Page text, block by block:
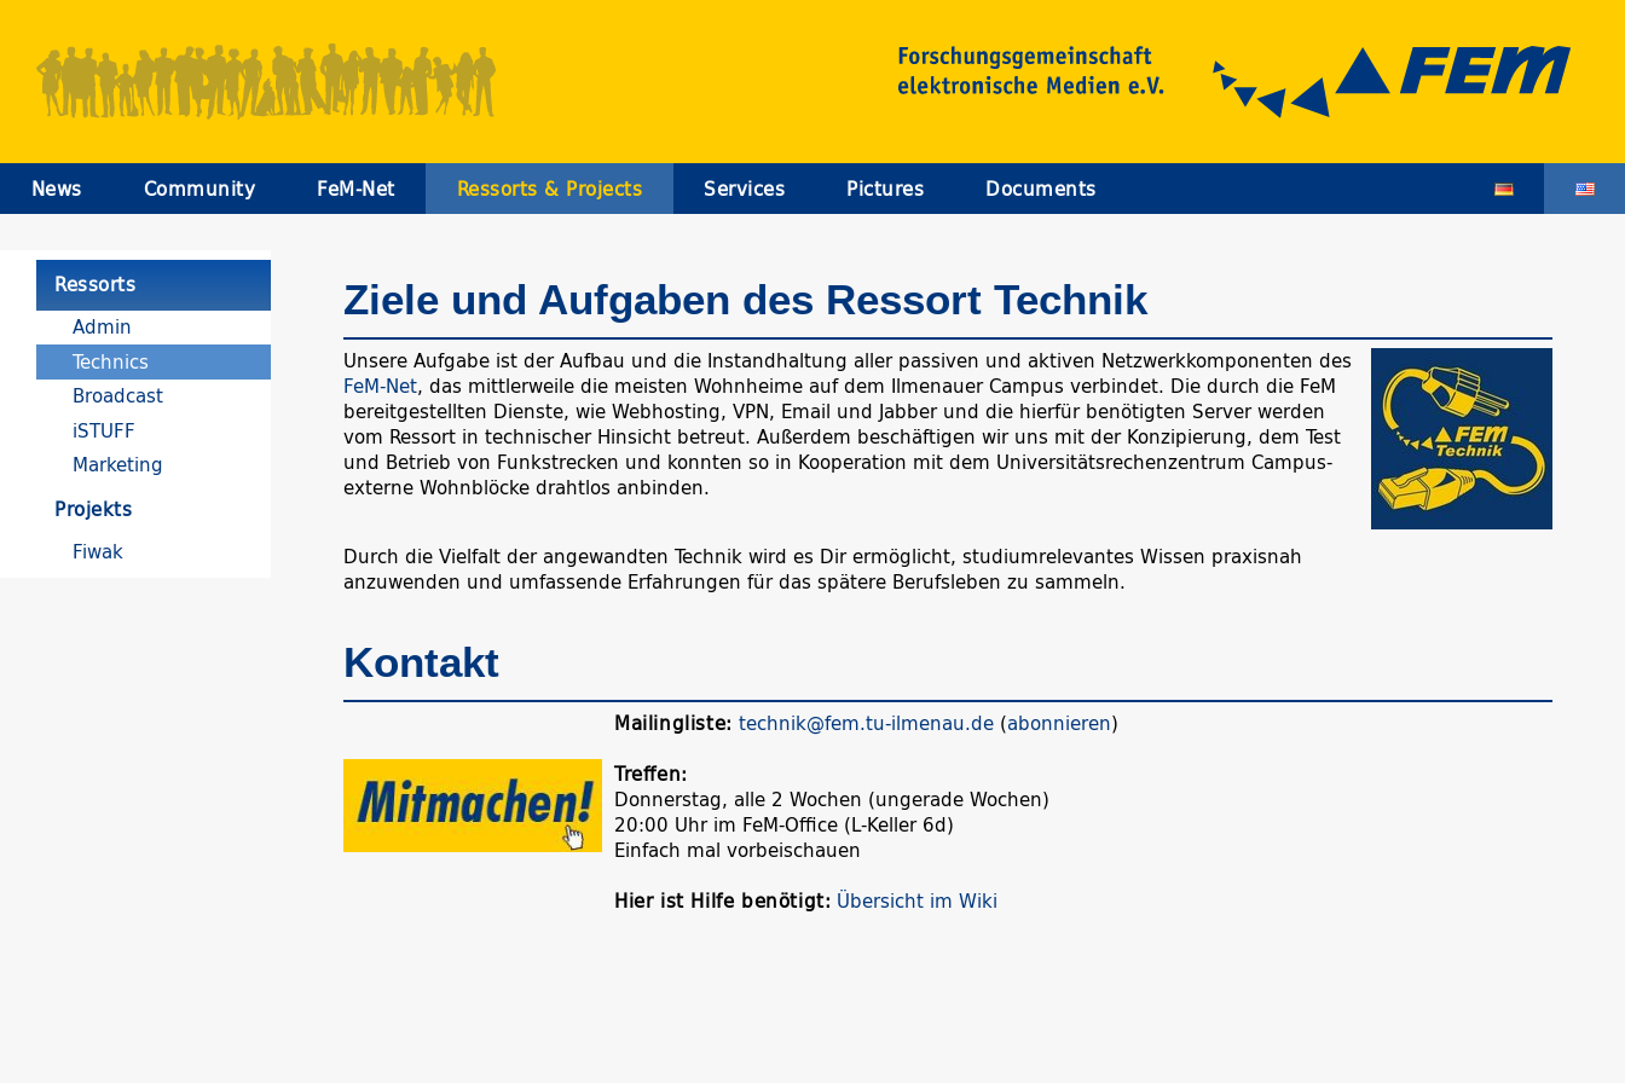
News Community FeM-Net Ressorts & Projects Services Pictures Documents
Ressorts
Admin
Technics
Broadcast
iSTUFF
Marketing
Projekts
Fiwak
Ziele und Aufgaben des Ressort Technik
Unsere Aufgabe ist der Aufbau und die Instandhaltung aller passiven und aktiven Netzwerkkomponenten des
FeM-Net, das mittlerweile die meisten Wohnheime auf dem Ilmenauer Campus verbindet. Die durch die FeM
bereitgestellten Dienste, wie Webhosting, VPN, Email und Jabber und die hierfür benötigten Server werden
vom Ressort in technischer Hinsicht betreut. Außerdem beschäftigen wir uns mit der Konzipierung, dem Test
und Betrieb von Funkstrecken und konnten so in Kooperation mit dem Universitätsrechenzentrum Campus-
externe Wohnblöcke drahtlos anbinden.
Durch die Vielfalt der angewandten Technik wird es Dir ermöglicht, studiumrelevantes Wissen praxisnah
anzuwenden und umfassende Erfahrungen für das spätere Berufsleben zu sammeln.
Kontakt
Mailingliste: technik@fem.tu-ilmenau.de(abonnieren)
Treffen:
Donnerstag, alle 2 Wochen (ungerade Wochen)
20:00 Uhr im FeM-Office (L-Keller 6d)
Einfach mal vorbeischauen
Hier ist Hilfe benötigt: Übersicht im Wiki